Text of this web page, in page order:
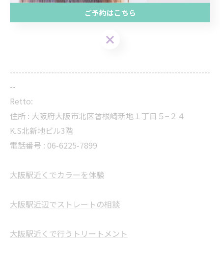
--------------------------------------------------------------------
--
Retto:
住所 : 大阪府大阪市北区曾根崎新地１丁目５−２４
K.S北新地ビル3階
電話番号 : 06-6225-7899
大阪駅近くでカラーを体験
大阪駅近辺でストレートの相談
大阪駅近くで行うトリートメント
ご予約はこちら